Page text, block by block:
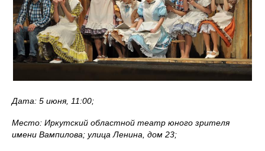
Дата: 5 июня, 11:00;
Место: Иркутский областной театр юного зрителя
имени Вампилова; улица Ленина, дом 23;